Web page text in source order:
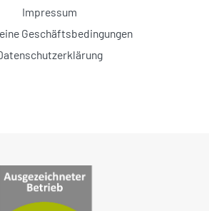
Impressum
Geschäftsbedingungen